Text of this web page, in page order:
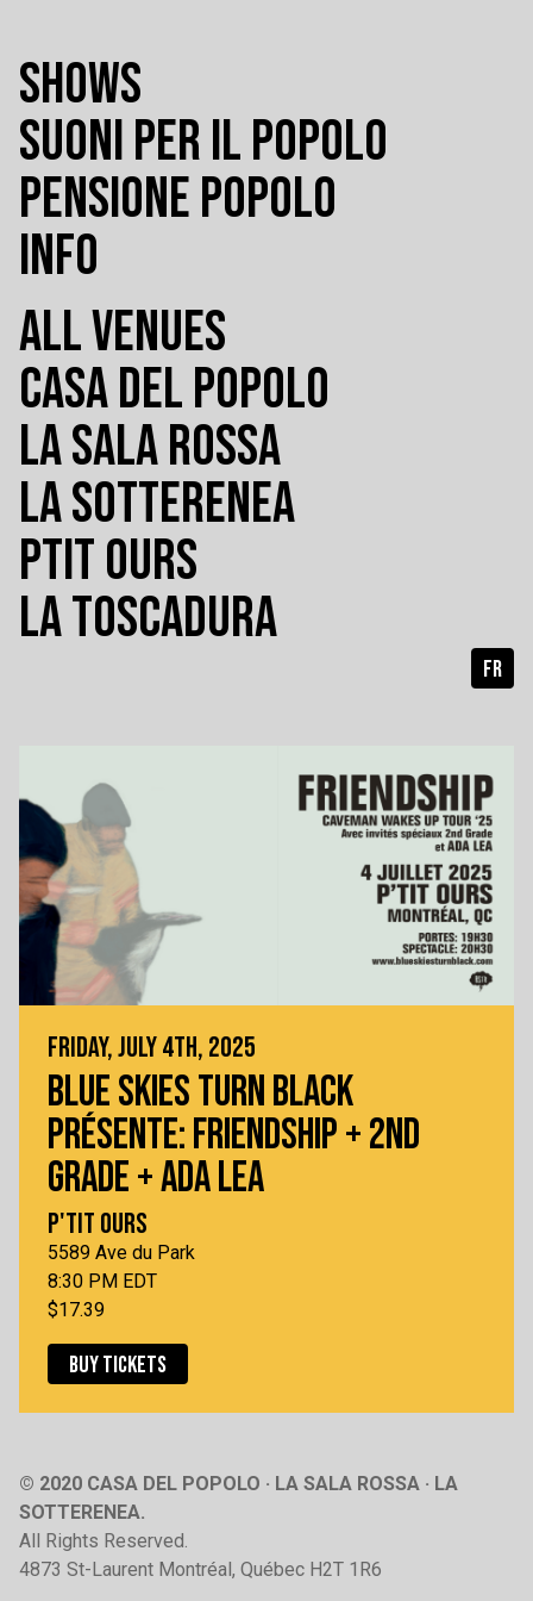
SHOWS
SUONI PER IL POPOLO
PENSIONE POPOLO
INFO
ALL VENUES
CASA DEL POPOLO
LA SALA ROSSA
LA SOTTERENEA
PTIT OURS
LA TOSCADURA
FR
FRIDAY, JULY 4TH, 2025
BLUE SKIES TURN BLACK
PRÉSENTE: FRIENDSHIP + 2ND
GRADE + ADA LEA
P'TIT OURS
5589 Ave du Park
8:30 PM EDT
$17.39
BUY TICKETS
© 2020 CASA DEL POPOLO · LA SALA ROSSA · LA
SOTTERENEA.
All Rights Reserved.
4873 St-Laurent Montréal, Québec H2T 1R6